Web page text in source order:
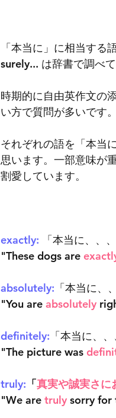
「本当に」に相当す
surely... は辞書で調べ
時期的に自由英作文の
い方で質問が多いです
それぞれの語を「本当
思います。一部意味が
割愛しています。
exactly: 「本当に、、、
"These dogs are
absolutely: 「本当に、、
"You are absolutely
definitely: 「本当に、、
"The picture was
truly: 「真実や誠実さに
"We are truly sorry